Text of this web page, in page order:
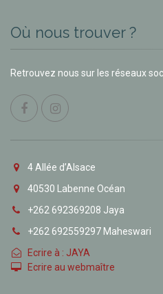
Où nous trouver ?
Retrouvez nous sur les réseaux
4 Allée d’Alsace
40530 Labenne Océan
+262 692369208 Jaya
+262 692559297 Maheswari
Ecrire à : JAYA
Ecrire au webmaître